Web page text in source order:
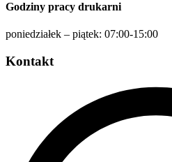
Godziny pracy drukarni
poniedziałek – piątek: 07:00-15:00
Kontakt